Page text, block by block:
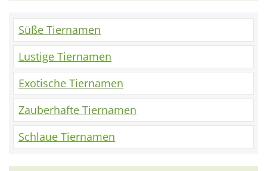
Süße Tiernamen
Lustige Tiernamen
Exotische Tiernamen
Zauberhafte Tiernamen
Schlaue Tiernamen